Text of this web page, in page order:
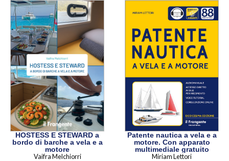
HOSTESS E STEWARD a
bordo di barche a vela e a
motore
Vaifra Melchiorri
Patente nautica a vela e a
motore. Con apparato
multimediale gratuito
Miriam Lettori